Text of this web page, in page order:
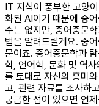
IT 지식이 풍부한 고양
화된 AI이기 때문에 중
수는 없지만, 중어중문
법을 알려드릴게요. 중
문이죠. 중어중문학과
학, 언어학, 문화 및 역
를 토대로 자신의 흥미
고, 관련 자료를 조사하
궁금한 점이 있으면 언